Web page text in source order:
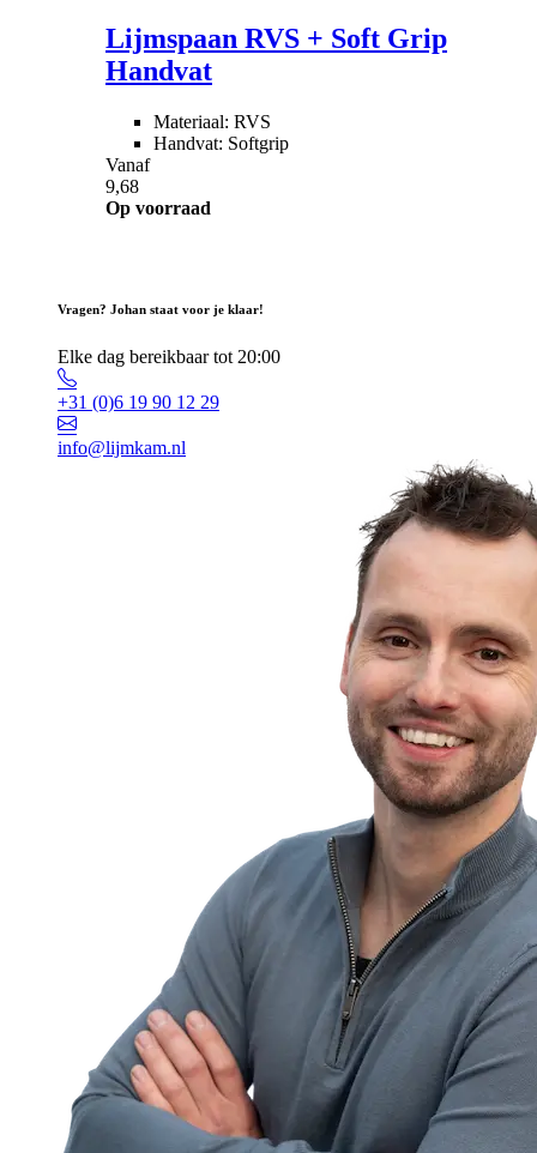
Lijmspaan RVS + Soft Grip
Handvat
Materiaal: RVS
Handvat: Softgrip
Vanaf
9,68
Op voorraad
Vragen? Johan staat voor je klaar!
Elke dag bereikbaar tot 20:00
+31 (0)6 19 90 12 29
info@lijmkam.nl